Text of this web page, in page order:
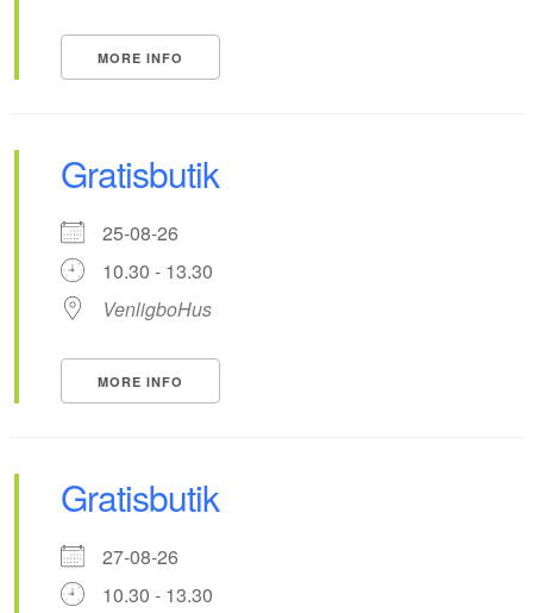
MORE INFO
Gratisbutik
25-08-26
10.30 - 13.30
VenligboHus
MORE INFO
Gratisbutik
27-08-26
10.30 - 13.30